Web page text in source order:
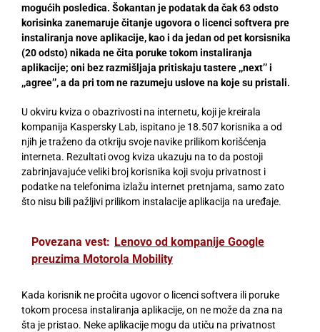
mogućih posledica. Šokantan je podatak da čak 63 odsto
korisinka zanemaruje čitanje ugovora o licenci softvera pre
instaliranja nove aplikacije, kao i da jedan od pet korsisnika
(20 odsto) nikada ne čita poruke tokom instaliranja
aplikacije; oni bez razmišljaja pritiskaju tastere ,,next’’ i
,,agree’’, a da pri tom ne razumeju uslove na koje su pristali.
U okviru kviza o obazrivosti na internetu, koji je kreirala
kompanija Kaspersky Lab, ispitano je 18.507 korisnika a od
njih je traženo da otkriju svoje navike prilikom korišćenja
interneta. Rezultati ovog kviza ukazuju na to da postoji
zabrinjavajuće veliki broj korisnika koji svoju privatnost i
podatke na telefonima izlažu internet pretnjama, samo zato
što nisu bili pažljivi prilikom instalacije aplikacija na uređaje.
Povezana vest: Lenovo od kompanije Google
preuzima Motorola Mobility
Kada korisnik ne pročita ugovor o licenci softvera ili poruke
tokom procesa instaliranja aplikacije, on ne može da zna na
šta je pristao. Neke aplikacije mogu da utiču na privatnost